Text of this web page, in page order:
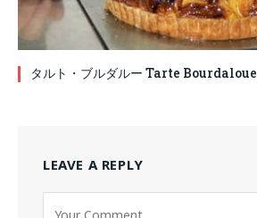
タルト・ブルダルー Tarte Bourdaloue
LEAVE A REPLY